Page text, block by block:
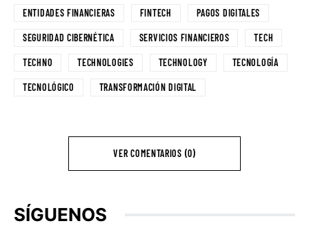
ENTIDADES FINANCIERAS FINTECH PAGOS DIGITALES
SEGURIDAD CIBERNÉTICA SERVICIOS FINANCIEROS TECH
TECHNO TECHNOLOGIES TECHNOLOGY TECNOLOGÍA
TECNOLÓGICO TRANSFORMACIÓN DIGITAL
VER COMENTARIOS (0)
SÍGUENOS